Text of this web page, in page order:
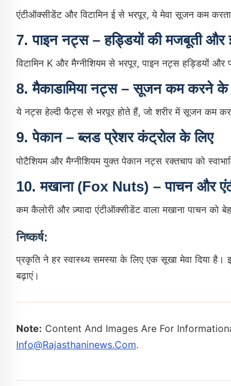
एंटीऑक्सीडेंट और विटामिन ई से भरपूर, ये मेवा सूजन कम
7.पाइन नट्स – हड्डियों की मजबूती और
विटामिन K और मैग्नीशियम से भरपूर, पाइन नट्स हड्डियों और
8.मैकाडामिया नट्स – सूजन कम करने के
ये नट्स हेल्दी फैट्स से भरपूर होते हैं, जो शरीर में सूजन कम
9.पेकान – ब्लड प्रेशर कंट्रोल के लिए
पोटैशियम और मैग्नीशियम युक्त पेकान नट्स रक्तचाप को
10.मखाना (Fox Nuts) – पाचन और
कम कैलोरी और ज़्यादा एंटीऑक्सीडेंट वाला मखाना पाचन को
निष्कर्ष:
प्रकृति ने हर स्वास्थ्य समस्या के लिए एक सूखा मेवा दिया है।
बढ़ाएं।
Note: Content And Images Are For
Info@rajasthaninews.com.